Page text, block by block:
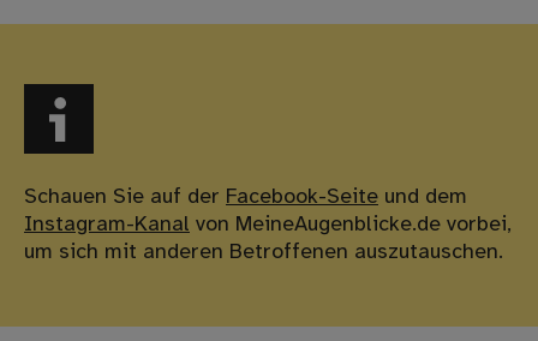
Schauen Sie auf der Facebook-Seite und dem
Instagram-Kanal von MeineAugenblicke.de vorbei,
um sich mit anderen Betroffenen auszutauschen.